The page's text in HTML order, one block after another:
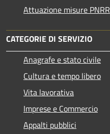
Attuazione misure PNRR
CATEGORIE DI SERVIZIO
Anagrafe e stato civile
Cultura e tempo libero
Vita lavorativa
Imprese e Commercio
Appalti pubblici